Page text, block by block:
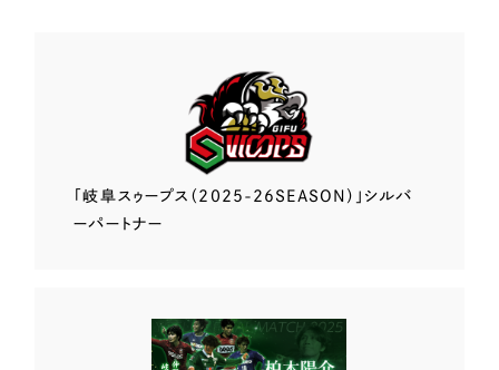
「岐阜スゥープス （2025-26SEASON）」 シルバ
ーパートナー